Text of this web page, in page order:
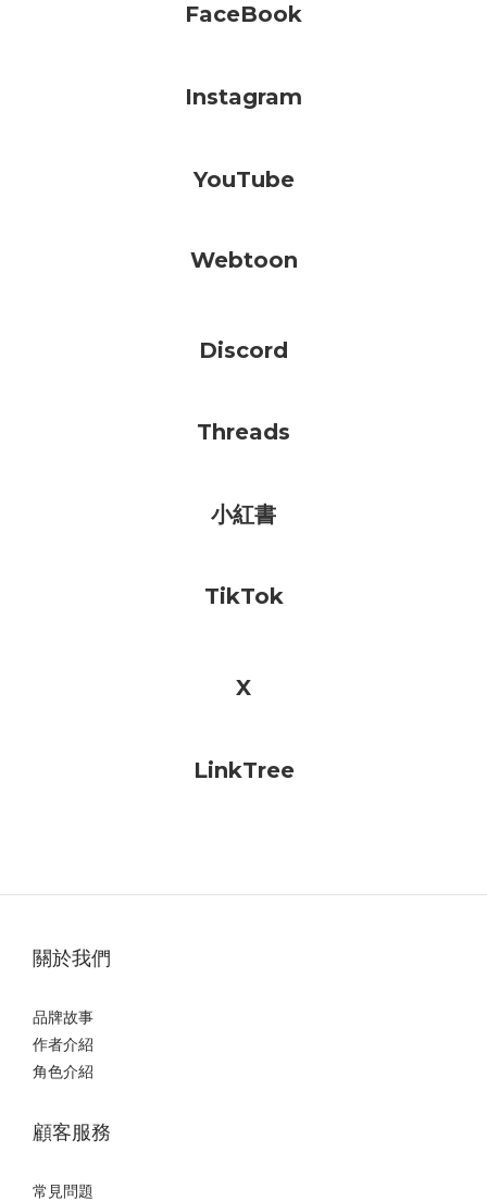
FaceBook
Instagram
YouTube
Webtoon
Discord
Threads
小紅書
TikTok
X
LinkTree
關於我們
品牌故事
作者介紹
角色介紹
顧客服務
常見問題